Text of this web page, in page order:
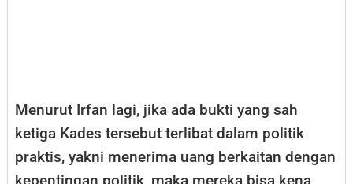
Menurut Irfan lagi, jika ada bukti yang sah
ketiga Kades tersebut terlibat dalam politik
praktis, yakni menerima uang berkaitan dengan
kepentingan politik, maka mereka bisa kena